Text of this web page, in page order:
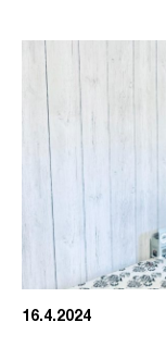
16.4.2024